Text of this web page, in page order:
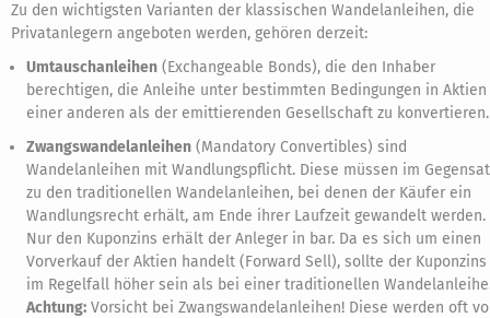
Zu den wichtigsten Varianten der klassischen Wandelanleihen, die
Privatanlegern angeboten werden, gehören derzeit:
Umtauschanleihen (Exchangeable Bonds), die den Inhaber
berechtigen, die Anleihe unter bestimmten Bedingungen in Aktien
einer anderen als der emittierenden Gesellschaft zu konvertieren.
Zwangswandelanleihen (Mandatory Convertibles) sind
Wandelanleihen mit Wandlungspflicht. Diese müssen im
zu den traditionellen Wandelanleihen, bei denen der Käufer ein
Wandlungsrecht erhält, am Ende ihrer Laufzeit gewandelt werden.
Nur den Kuponzins erhält der Anleger in bar. Da es sich um einen
Vorverkauf der Aktien handelt (Forward Sell), sollte der Kuponzins
im Regelfall höher sein als bei einer traditionellen
Achtung: Vorsicht bei Zwangswandelanleihen! Diese werden oft